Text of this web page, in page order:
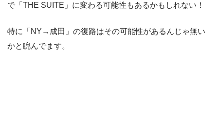
で「THE SUITE」に変わる可能性もあるかもしれない！
特に「NY→成田」の復路はその可能性があるんじゃ無い
かと睨んでます。